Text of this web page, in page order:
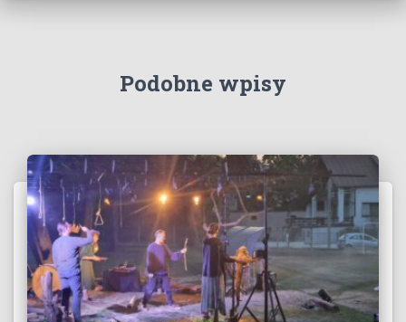
Podobne wpisy